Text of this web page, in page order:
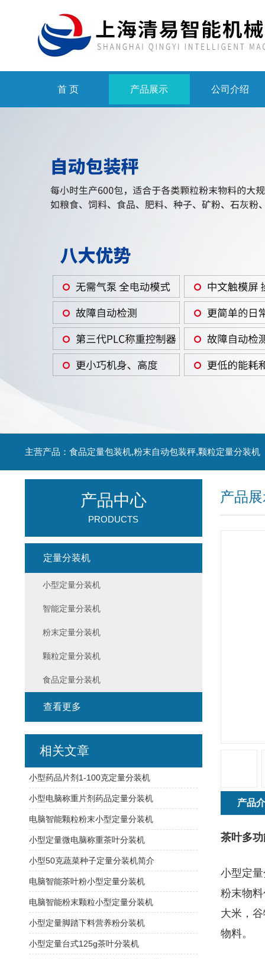
首 页 产品展示 公司介绍
主营产品：食品定量包装机,粉末自动包装秤,颗粒定量分装机
产品
产品
茶叶多
小型定
粉末物
大米，
物料。
产品中心
PRODUCTS
定量分装机
小型定量分装机
智能定量分装机
粉末定量分装机
颗粒定量分装机
食品定量分装机
查看更多
相关文章
小型药品片剂1-100克定量分装机
小型电脑称重片剂药品定量分装机
电脑智能颗粒粉末小型定量分装机
小型定量微电脑称重茶叶分装机
小型50克蔬菜种子定量分装机简介
电脑智能茶叶粉小型定量分装机
电脑智能粉末颗粒小型定量分装机
小型定量脚踏下料营养粉分装机
小型定量台式125g茶叶分装机